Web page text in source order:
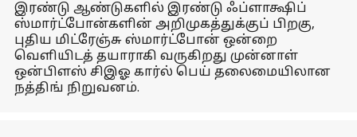
இரண்டு ஆண்டுகளில் இரண்டு ஃப்ளாக்ஷிப்
ஸ்மார்ட்போன்களின் அறிமுகத்துக்குப் பிறகு,
புதிய மிட்ரேஞ்சு ஸ்மார்ட்போன் ஒன்றை
வெளியிடத் தயாராகி வருகிறது முன்னாள்
ஒன்பிளஸ் சிஇஓ கார்ல் பெய் தலைமையிலான
நத்திங் நிறுவனம்.